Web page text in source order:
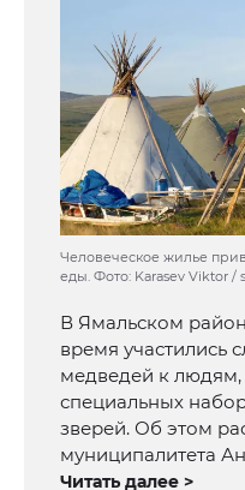
Человеческое жилье
еды. Фото: Karasev Viktor
В Ямальском
время участились
медведей к людям,
специальных
зверей. Об этом
муниципалитета
Читать далее >